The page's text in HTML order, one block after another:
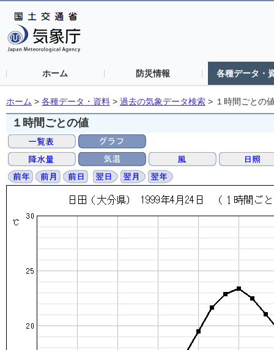
ホーム 防災情報 各種データ・
ホーム > 各種データ・資料 > 過去の気象データ検索 > １時間ごとの
１時間ごとの値